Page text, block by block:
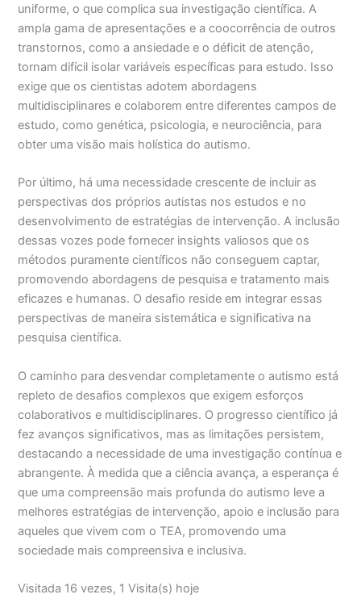
uniforme, o que complica sua investigação científica. A
ampla gama de apresentações e a coocorrência de outros
transtornos, como a ansiedade e o déficit de atenção,
tornam difícil isolar variáveis específicas para estudo. Isso
exige que os cientistas adotem abordagens
multidisciplinares e colaborem entre diferentes campos de
estudo, como genética, psicologia, e neurociência, para
obter uma visão mais holística do autismo.
Por último, há uma necessidade crescente de incluir as
perspectivas dos próprios autistas nos estudos e no
desenvolvimento de estratégias de intervenção. A inclusão
dessas vozes pode fornecer insights valiosos que os
métodos puramente científicos não conseguem captar,
promovendo abordagens de pesquisa e tratamento mais
eficazes e humanas. O desafio reside em integrar essas
perspectivas de maneira sistemática e significativa na
pesquisa científica.
O caminho para desvendar completamente o autismo está
repleto de desafios complexos que exigem esforços
colaborativos e multidisciplinares. O progresso científico já
fez avanços significativos, mas as limitações persistem,
destacando a necessidade de uma investigação contínua e
abrangente. À medida que a ciência avança, a esperança é
que uma compreensão mais profunda do autismo leve a
melhores estratégias de intervenção, apoio e inclusão para
aqueles que vivem com o TEA, promovendo uma
sociedade mais compreensiva e inclusiva.
Visitada 16 vezes, 1 Visita(s) hoje